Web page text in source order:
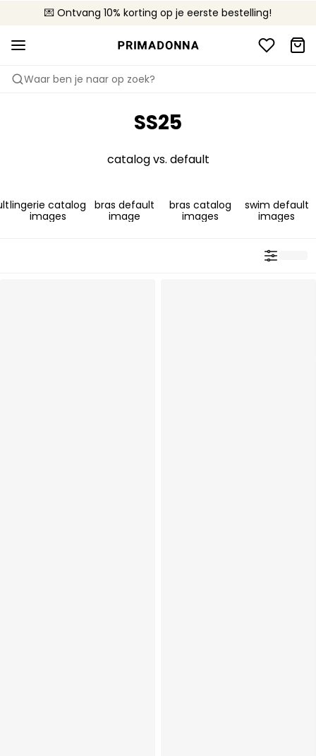
💌 Ontvang 10% korting op je eerste bestelling!
🚚 Gratis bezorging boven €90
📦 Gratis retourneren
Waar ben je naar op zoek?
SS25
catalog vs. default
lingerie catalog
images
bras default
image
bras catalog
images
swim default
images